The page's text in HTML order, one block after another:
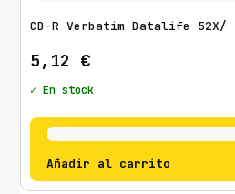
CD-R Verbatim Datalife 52X/
5,12 €
✓ En stock
Añadir al carrito